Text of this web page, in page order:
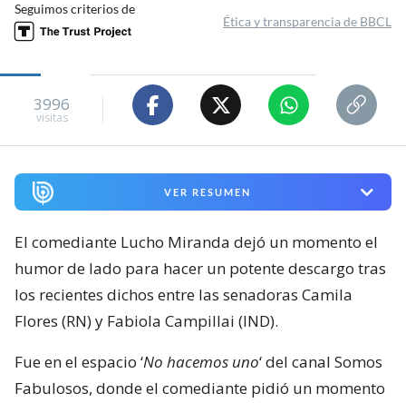
Seguimos criterios de
Ética y transparencia de BBCL
3996
visitas
VER RESUMEN
El comediante Lucho Miranda dejó un momento el
humor de lado para hacer un potente descargo tras
los recientes dichos entre las senadoras Camila
Flores (RN) y Fabiola Campillai (IND).
Fue en el espacio ‘No hacemos uno‘ del canal Somos
Fabulosos, donde el comediante pidió un momento